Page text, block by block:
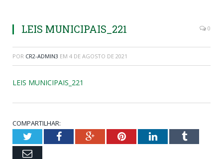
LEIS MUNICIPAIS_221 0
POR CR2-ADMIN3 EM 4 DE AGOSTO DE 2021
LEIS MUNICIPAIS_221
COMPARTILHAR:
TwitterFacebookGoogle+PinterestLinkedInTumblr
Email